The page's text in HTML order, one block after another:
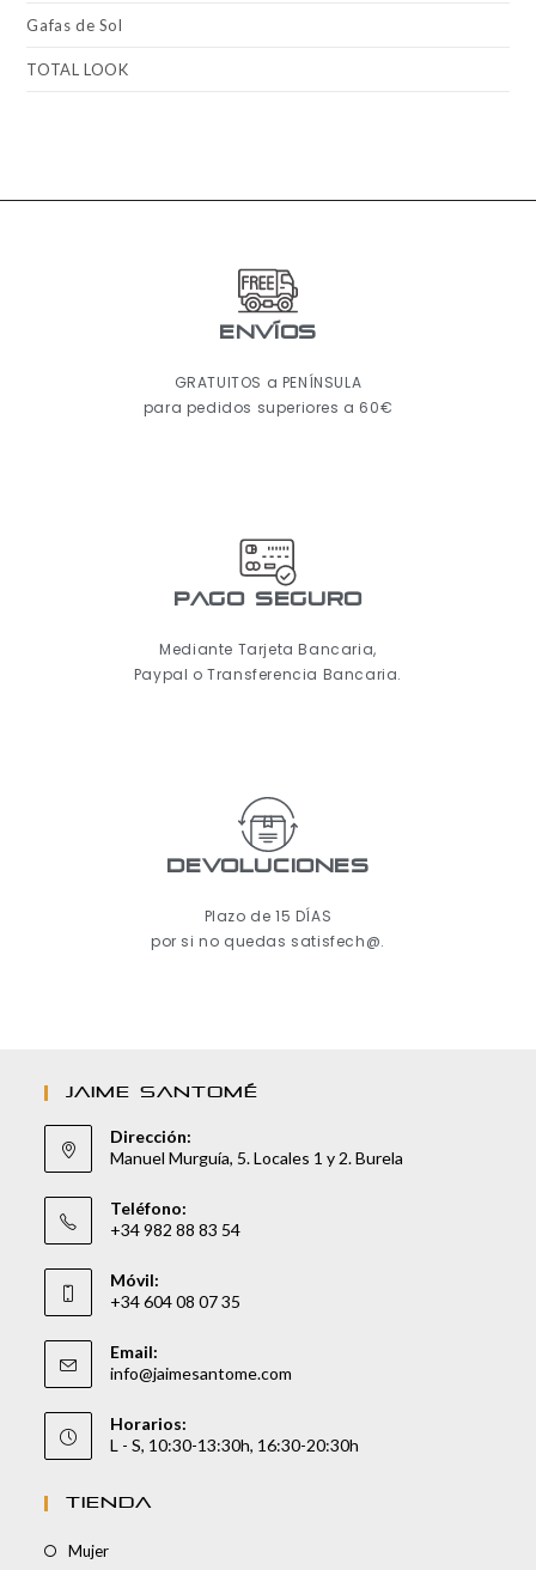
Gafas de Sol
TOTAL LOOK
ENVÍOS
GRATUITOS a PENÍNSULA
para pedidos superiores a 60€
pago seguro
Mediante Tarjeta Bancaria,
Paypal o Transferencia Bancaria.
Devoluciones
Plazo de 15 DÍAS
por si no quedas satisfech@.
JAIME SANTOMÉ
Dirección:
Manuel Murguía, 5. Locales 1 y 2. Burela
Teléfono:
+34 982 88 83 54
Móvil:
+34 604 08 07 35
Email:
info@jaimesantome.com
Horarios:
L - S, 10:30-13:30h, 16:30-20:30h
TIENDA
Mujer